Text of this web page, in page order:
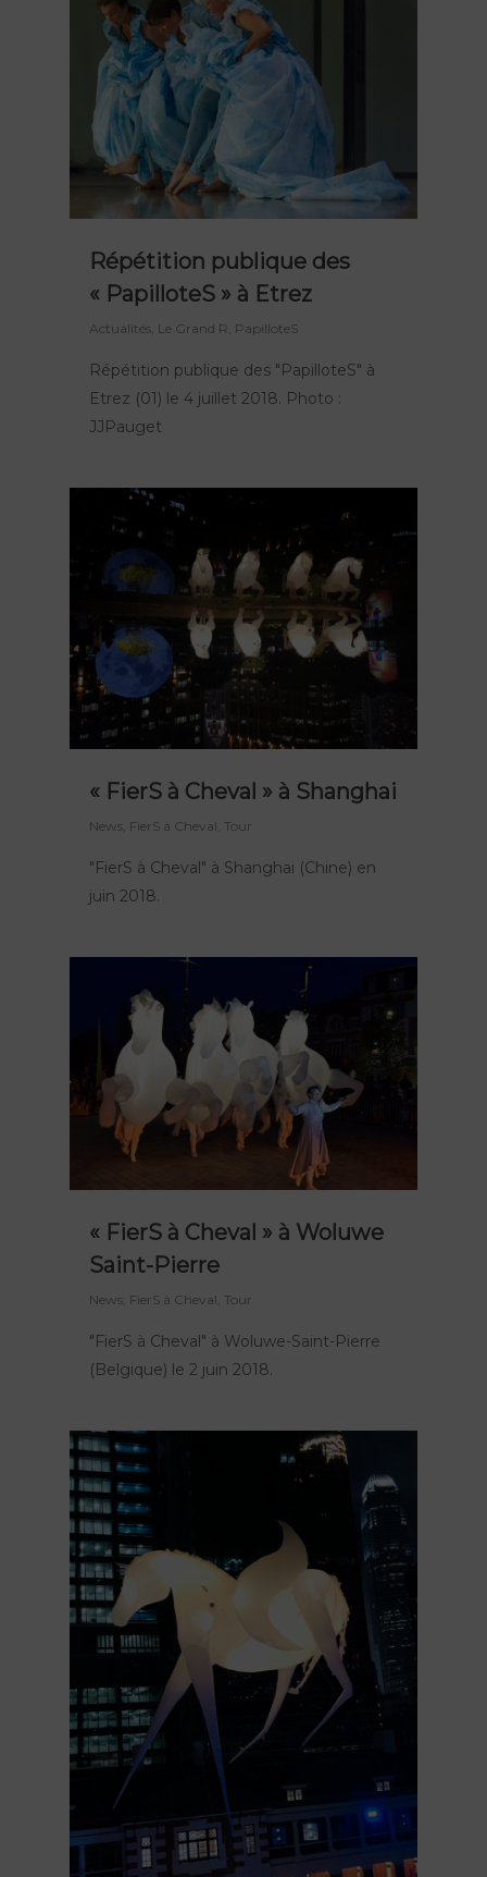
Répétition publique des
« PapilloteS » à Etrez
Actualités Le Grand R PapilloteS
Répétition publique des "PapilloteS" à
Etrez (01) le 4 juillet 2018. Photo :
JJPauget
« FierS à Cheval » à Shanghai
News FierS à Cheval Tour
"FierS à Cheval" à Shanghai (Chine) en
juin 2018.
« FierS à Cheval » à Woluwe
Saint-Pierre
News FierS à Cheval Tour
"FierS à Cheval" à Woluwe-Saint-Pierre
(Belgique) le 2 juin 2018.